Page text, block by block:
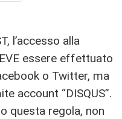
l’accesso alla
essere effettuato
o Twitter, ma
account “DISQUS”.
questa regola, non